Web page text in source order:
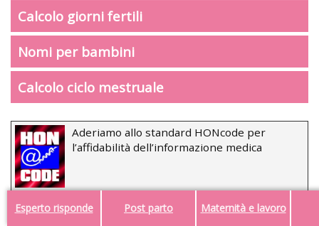
Esperto risponde Post parto Maternità e lavoro
Calcolo giorni fertili
Nomi per bambini
Calcolo ciclo mestruale
Aderiamo allo standard HONcode per
l’affidabilità dell’informazione medica